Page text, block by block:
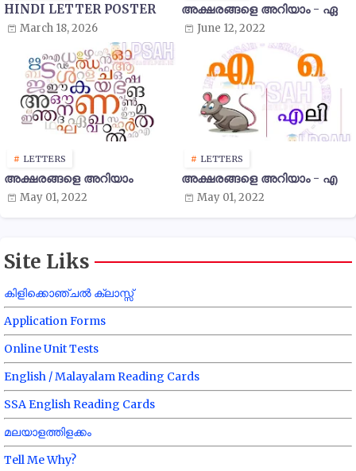
HINDI LETTER POSTER
March 18, 2026
അക്ഷരങ്ങളെ അറിയാം - ഏ
June 12, 2022
LETTERS
അക്ഷരങ്ങളെ അറിയാം
May 01, 2022
LETTERS
അക്ഷരങ്ങളെ അറിയാം - എ
May 01, 2022
Site Liks
കിളിക്കൊഞ്ചൽ ക്ലാസ്സ്
Application Forms
Online Unit Tests
English / Malayalam Reading Cards
SSA English Reading Cards
മലയാളത്തിളക്കം
Tell Me Why?